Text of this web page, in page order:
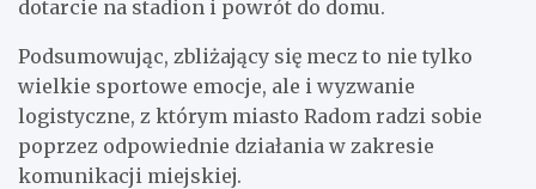
dotarcie na stadion i powrót do domu.
Podsumowując, zbliżający się mecz to nie tylko
wielkie sportowe emocje, ale i wyzwanie
logistyczne, z którym miasto Radom radzi sobie
poprzez odpowiednie działania w zakresie
komunikacji miejskiej.